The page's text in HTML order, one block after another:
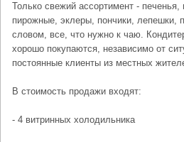
Только свежий ассортимент - печенья,
пирожные, эклеры, пончики, лепешки,
словом, все, что нужно к чаю.
хорошо покупаются, независимо от
постоянные клиенты из местных
В стоимость продажи входят:
- 4 витринных холодильника